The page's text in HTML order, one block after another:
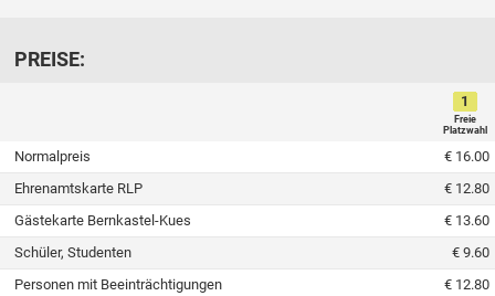
PREISE:
1
Freie
Platzwahl
Normalpreis
€ 16.00
Ehrenamtskarte RLP
€ 12.80
Gästekarte Bernkastel-Kues
€ 13.60
Schüler, Studenten
€ 9.60
Personen mit Beeinträchtigungen
€ 12.80